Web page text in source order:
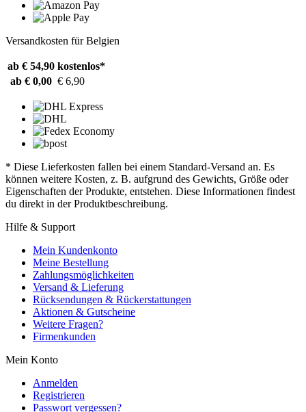
Versandkosten für Belgien
ab € 54,90 kostenlos*
ab € 0,00 € 6,90
* Diese Lieferkosten fallen bei einem Standard-Versand an. Es
können weitere Kosten, z. B. aufgrund des Gewichts, Größe oder
Eigenschaften der Produkte, entstehen. Diese Informationen findest
du direkt in der Produktbeschreibung.
Hilfe & Support
Mein Kundenkonto
Meine Bestellung
Zahlungsmöglichkeiten
Versand & Lieferung
Rücksendungen & Rückerstattungen
Aktionen & Gutscheine
Weitere Fragen?
Firmenkunden
Mein Konto
Anmelden
Registrieren
Passwort vergessen?